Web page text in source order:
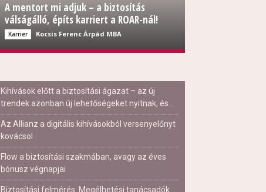
A mentort mi adjuk – a biztosítás
válságálló, építs karriert a ROAR-nál!
Karrier Kocsis Ferenc Árpád MBA
Kihívások előtt a biztosítási ágazat – az új
trendek azonban új lehetőségeket nyitnak, és...
Az Allianz a digitális kihívásokból versenyelőnyt
kovácsol
Flow a biztosítási szakmában, avagy az éves
bónusz végnapjai
Biztosítási felmérés: Megélhetési tanácsadók